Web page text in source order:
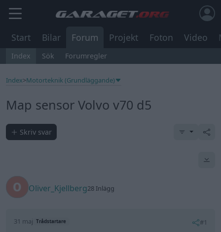
Start Bilar Forum Projekt Foton Video
Index Sök Forumregler
Index>Motorteknik (Grundläggande)
Map sensor Volvo v70 d5
Skriv svar
Oliver_Kjellberg28 Inlägg
31 maj Trådstartare #1